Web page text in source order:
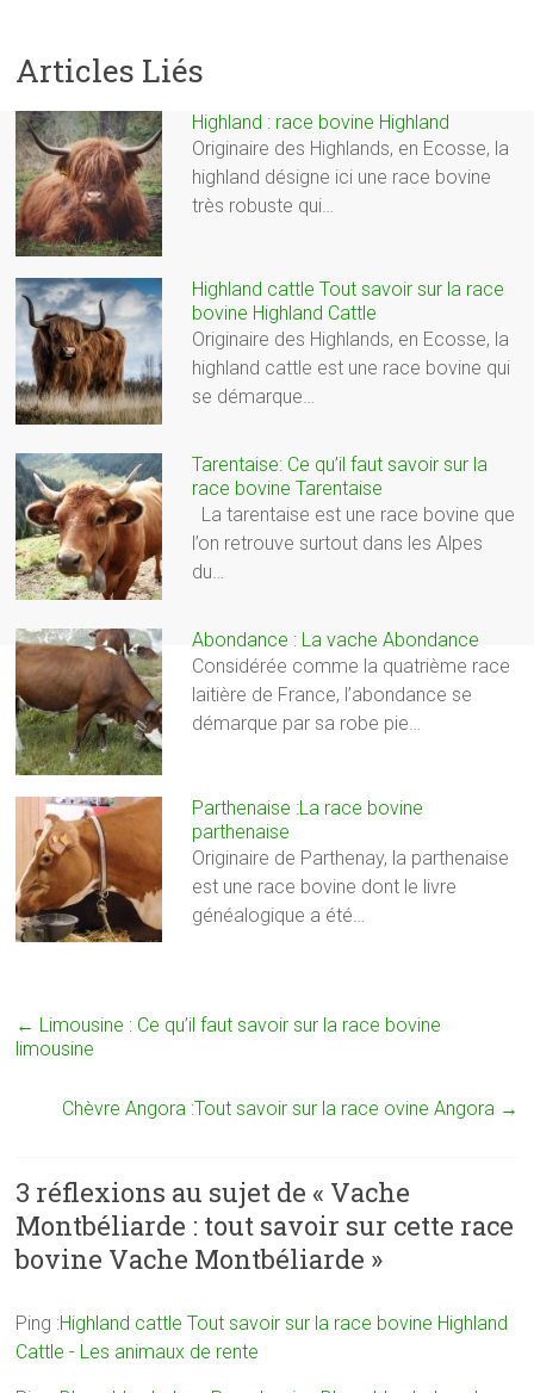
Articles Liés
Highland : race bovine Highland
Originaire des Highlands, en Ecosse, la
highland désigne ici une race bovine
très robuste qui…
Highland cattle Tout savoir sur la race
bovine Highland Cattle
Originaire des Highlands, en Ecosse, la
highland cattle est une race bovine qui
se démarque…
Tarentaise: Ce qu’il faut savoir sur la
race bovine Tarentaise
La tarentaise est une race bovine que
l’on retrouve surtout dans les Alpes
du…
Abondance : La vache Abondance
Considérée comme la quatrième race
laitière de France, l’abondance se
démarque par sa robe pie…
Parthenaise :La race bovine
parthenaise
Originaire de Parthenay, la parthenaise
est une race bovine dont le livre
généalogique a été…
← Limousine : Ce qu’il faut savoir sur la race bovine
limousine
Chèvre Angora :Tout savoir sur la race ovine Angora →
3 réflexions au sujet de « Vache
Montbéliarde : tout savoir sur cette race
bovine Vache Montbéliarde »
Ping :Highland cattle Tout savoir sur la race bovine Highland
Cattle - Les animaux de rente